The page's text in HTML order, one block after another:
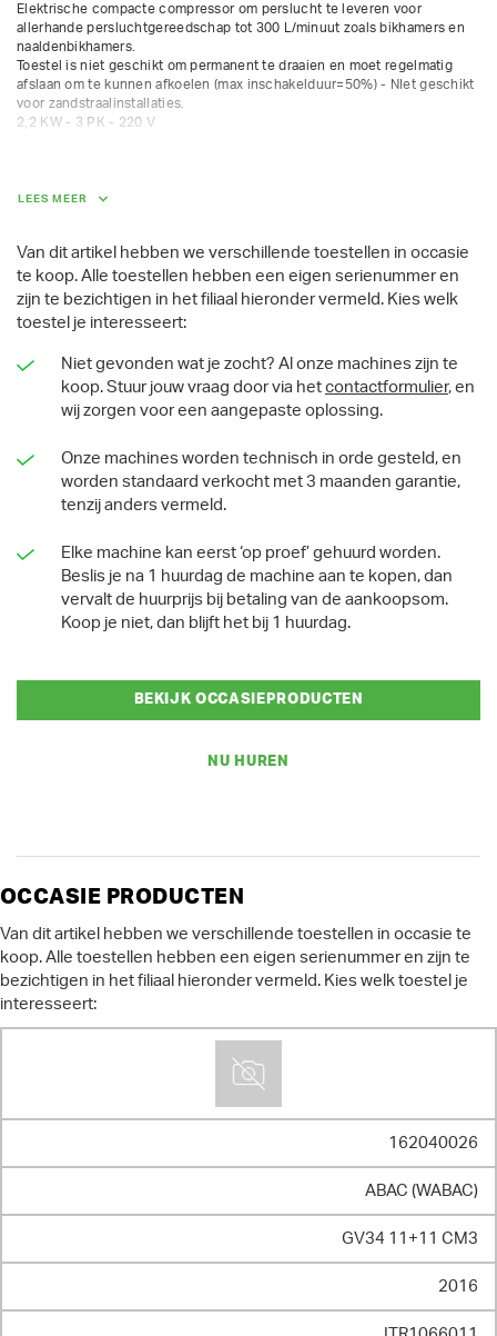
Elektrische compacte compressor om perslucht te leveren voor
allerhande persluchtgereedschap tot 300 L/minuut zoals bikhamers en
naaldenbikhamers.
Toestel is niet geschikt om permanent te draaien en moet regelmatig
afslaan om te kunnen afkoelen (max inschakelduur=50%) - NIet geschikt
voor zandstraalinstallaties.
2,2 KW - 3 PK - 220 V
78 dB(A) - 94 Lwa
80 cm x 50 cm x 45 cm
GEWICHT
45.00 kg
LEES MEER
Van dit artikel hebben we verschillende toestellen in occasie
te koop. Alle toestellen hebben een eigen serienummer en
zijn te bezichtigen in het filiaal hieronder vermeld. Kies welk
toestel je interesseert:
Niet gevonden wat je zocht? Al onze machines zijn te
koop. Stuur jouw vraag door via het contactformulier, en
wij zorgen voor een aangepaste oplossing.
Onze machines worden technisch in orde gesteld, en
worden standaard verkocht met 3 maanden garantie,
tenzij anders vermeld.
Elke machine kan eerst ‘op proef’ gehuurd worden.
Beslis je na 1 huurdag de machine aan te kopen, dan
vervalt de huurprijs bij betaling van de aankoopsom.
Koop je niet, dan blijft het bij 1 huurdag.
BEKIJK OCCASIEPRODUCTEN
NU HUREN
OCCASIE PRODUCTEN
Van dit artikel hebben we verschillende toestellen in occasie te
koop. Alle toestellen hebben een eigen serienummer en zijn te
bezichtigen in het filiaal hieronder vermeld. Kies welk toestel je
interesseert:
162040026
ABAC (WABAC)
GV34 11+11 CM3
2016